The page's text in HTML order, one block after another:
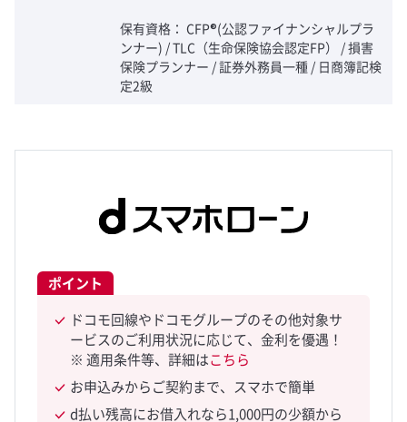
保有資格： CFP®(公認ファイナンシャルプラ
ンナー) / TLC（生命保険協会認定FP） / 損害
保険プランナー / 証券外務員一種 / 日商簿記検
定2級
ポイント
ドコモ回線やドコモグループのその他対象サ
ービスのご利用状況に応じて、金利を優遇！
※ 適用条件等、詳細はこちら
お申込みからご契約まで、スマホで簡単
d払い残高にお借入れなら1,000円の少額から